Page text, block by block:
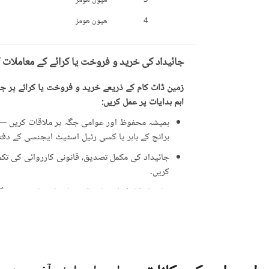
4
هیون هومز
جائیداد کی خرید و فروخت یا کرائے کے
زمین ڈاٹ کام کے ذریعے خرید و فروخت یا کرائے پر
اہم ہدایات پر عمل کریں:
ہمیشہ محفوظ اور عوامی جگہ پر ملاقات کریں
برانچ کے باہر یا کسی رئیل اسٹیٹ ایجنسی کے
جائیداد کی مکمل تصدیق، قانونی کارروائی کی
کریں۔
جائیداد کا مکمل معائنہ کریں اور اشتہار میں
ایسی پیشکشوں سے ہوشیار رہیں جو حقیقت
کارڈ (CNIC)۔